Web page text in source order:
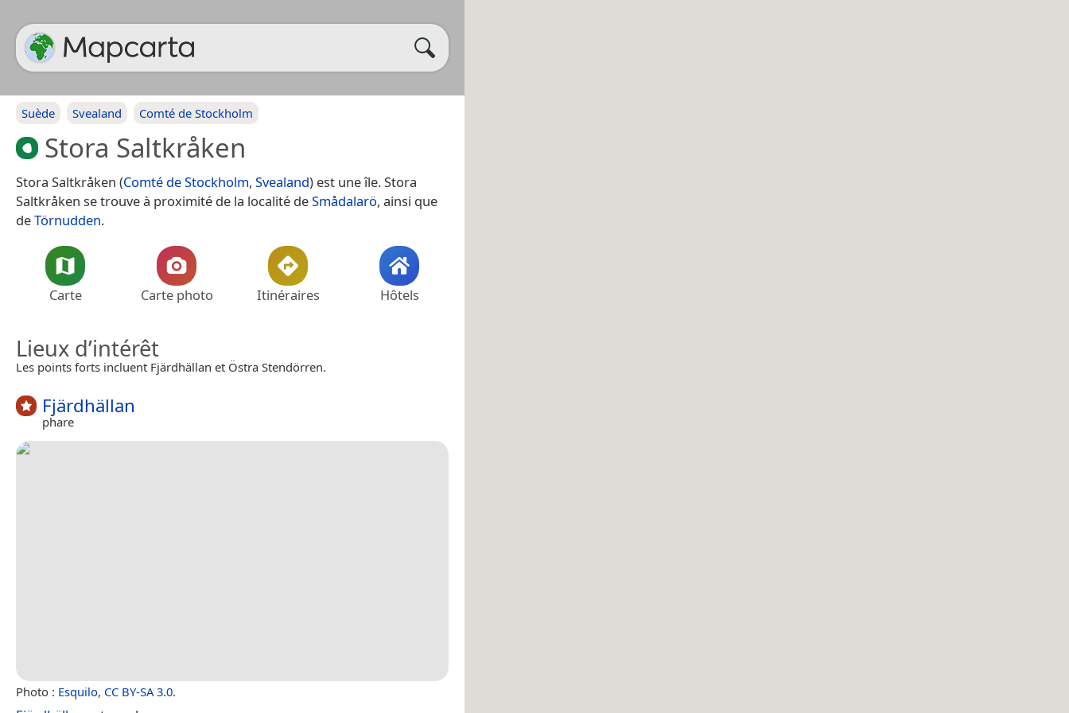
Suède Svealand Comté de Stockholm
Stora Saltkråken
Stora Saltkråken (Comté de Stockholm, Svealand) est une île. Stora
Saltkråken se trouve à proximité de la localité deSmådalarö, ainsi que
deTörnudden.
Carte Carte photo Itinéraires Hôtels
Lieux d’intérêt
Les points forts incluent Fjärdhällan et Östra Stendörren.
Fjärdhällan
phare
Photo : Esquilo, CC BY-SA 3.0.